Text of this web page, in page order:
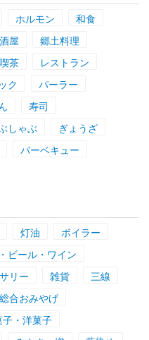
ホルモン
和食
屋
郷土料理
茶
レストラン
ク
パーラー
寿司
しゃぶ
ぎょうざ
バーベキュー
灯油
ボイラー
ビール・ワイン
リー 雑貨
三線
総合おみやげ
子・洋菓子